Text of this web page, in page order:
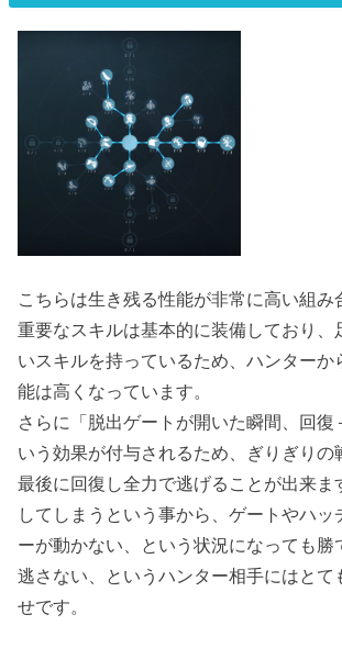
こちらは生き残る性能が非常に高い組み
重要なスキルは基本的に装備しており、
いスキルを持っているため、ハンターか
能は高くなっています。
さらに「脱出ゲートが開いた瞬間、回復
いう効果が付与されるため、ぎりぎりの
最後に回復し全力で逃げることが出来ま
してしまうという事から、ゲートやハッ
ーが動かない、という状況になっても勝
逃さない、というハンター相手にはとて
せです。